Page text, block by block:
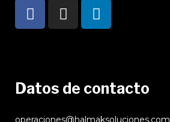
Datos de contacto
operaciones@halmaksoluciones.com